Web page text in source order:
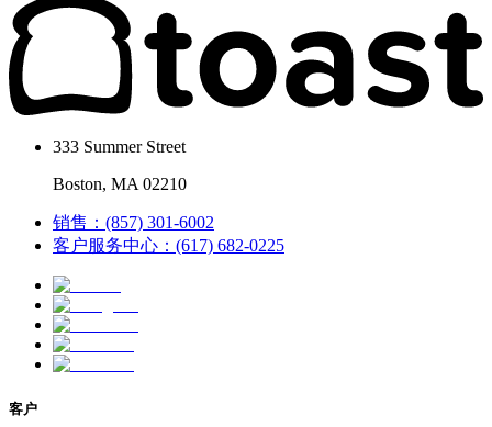
333 Summer Street
Boston, MA 02210
销售：(857) 301-6002
客户服务中心：(617) 682-0225
客户